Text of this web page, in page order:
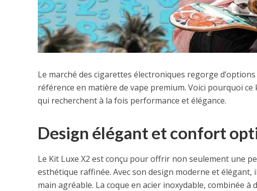
Le marché des cigarettes électroniques regorge
référence en matière de vape premium. Voici pourquoi
qui recherchent à la fois performance et élégance.
Design élégant et confort
Le Kit Luxe X2 est conçu pour offrir non seulement une
esthétique raffinée. Avec son design moderne et
main agréable. La coque en acier inoxydable, combinée